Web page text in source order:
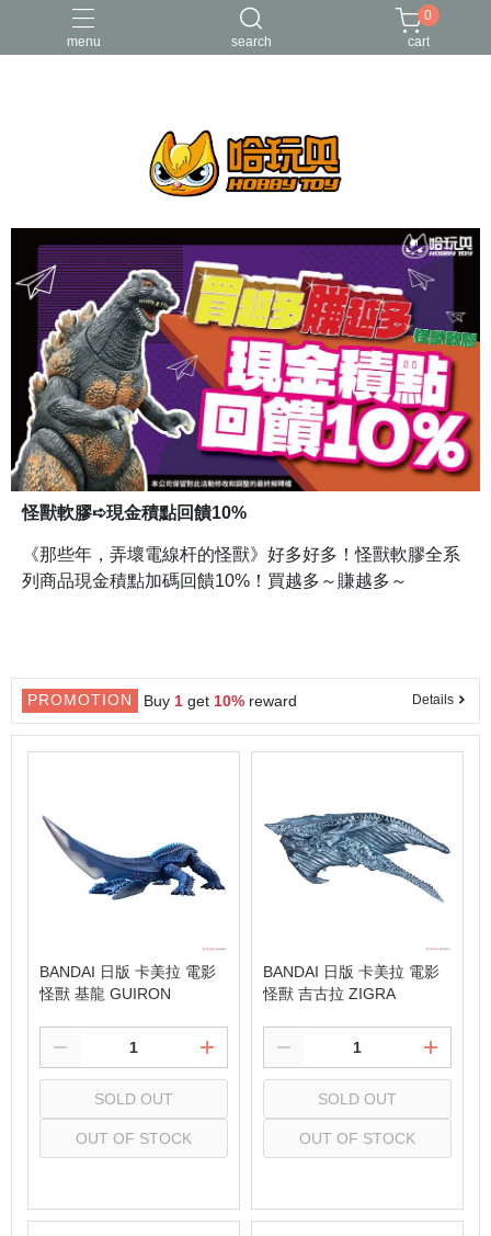
menu search
RE-MENT 中古二手品
庫柏力克Be@rbrick
0
cart
怪獸軟膠➪現金積點回饋10%
《那些年，弄壞電線杆的怪獸》好多好多！怪獸軟膠全系
列商品現金積點加碼回饋10%！買越多～賺越多～
PROMOTION Buy 1 get 10% reward Details
BANDAI 日版 卡美拉 電影
怪獸 基龍 GUIRON
SOLD OUT
OUT OF STOCK
BANDAI 日版 卡美拉 電影
怪獸 吉古拉 ZIGRA
SOLD OUT
OUT OF STOCK